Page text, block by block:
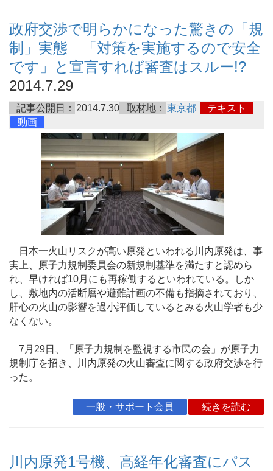
政府交渉で明らかになった驚きの「規
制」実態 「対策を実施するので安全
です」と宣言すれば審査はスルー!?
2014.7.29
記事公開日： 2014.7.30 取材地： 東京都
テキスト
動画
日本一火山リスクが高い原発といわれる川内原発は、事
実上、原子力規制委員会の新規制基準を満たすと認めら
れ、早ければ10月にも再稼働するといわれている。しか
し、敷地内の活断層や避難計画の不備も指摘されており、
肝心の火山の影響を過小評価しているとみる火山学者も少
なくない。
7月29日、「原子力規制を監視する市民の会」が原子力
規制庁を招き、川内原発の火山審査に関する政府交渉を行
った。
一般・サポート会員 続きを読む
川内原発1号機、高経年化審査にパス